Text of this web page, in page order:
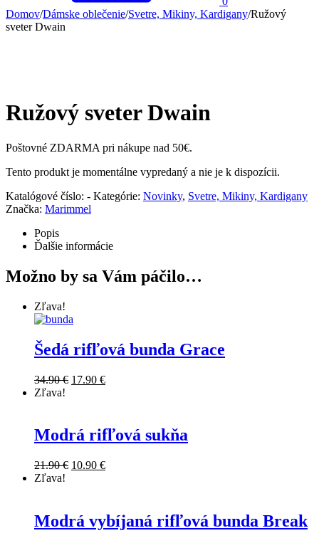
Domov/Dámske oblečenie/Svetre, Mikiny, Kardigany/Ružový
sveter Dwain
Ružový sveter Dwain
Poštovné ZDARMA pri nákupe nad 50€.
Tento produkt je momentálne vypredaný a nie je k dispozícii.
Katalógové číslo: - Kategórie: Novinky, Svetre, Mikiny, Kardigany
Značka: Marimmel
Popis
Ďalšie informácie
Možno by sa Vám páčilo…
Zľava!
Šedá rifľová bunda Grace
34.90€ 17.90 €
Zľava!
Modrá rifľová sukňa
21.90€ 10.90 €
Zľava!
Modrá vybíjaná rifľová bunda Break